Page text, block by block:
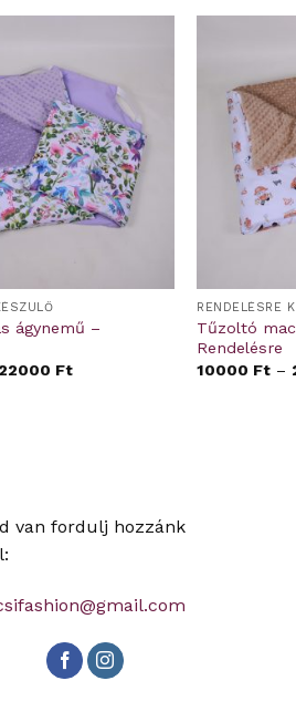
ágynemű –
22000 Ft
RENDELÉSRE
Tűzoltó
Rendelésre
10000 Ft –
van fordulj hozzánk